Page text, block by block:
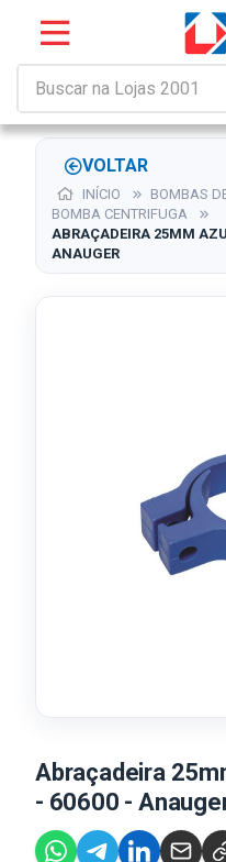
VOLTAR
INÍCIO
BOMBAS
BOMBA CENTRIFUGA
ABRAÇADEIRA 25MM
ANAUGER
Abraçadeira
- 60600 -